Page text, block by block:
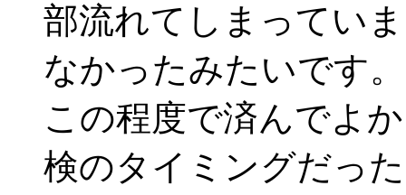
部流れてしまってい
なかったみたいです
この程度で済んでよ
検のタイミングだっ